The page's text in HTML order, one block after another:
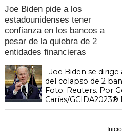
Joe Biden pide a los
estadounidenses tener
confianza en los bancos a
pesar de la quiebra de 2
entidades financieras
Joe Biden se
del colapso de 2
Foto: Reuters. Por
Carías/GCIDA2023®
Inicio